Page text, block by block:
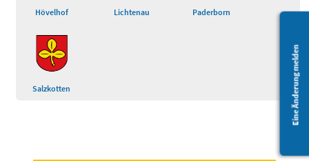
Eine Änderung melden
Hövelhof Lichtenau Paderborn
Salzkotten